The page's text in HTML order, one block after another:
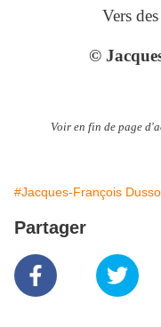
Vers
©
Voir en fin de page
#Jacques-François
Partager